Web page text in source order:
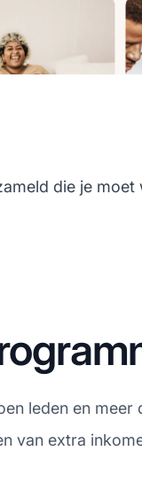
die je
leden en meer
van extra